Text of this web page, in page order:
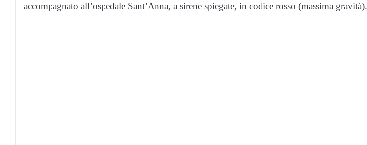
accompagnato all’ospedale Sant’Anna, a sirene spiegate, in codice rosso (massima gravità).